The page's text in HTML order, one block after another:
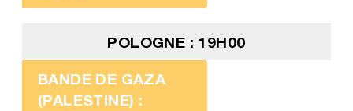
POLOGNE : 19H00
BANDE DE GAZA
(PALESTINE) :